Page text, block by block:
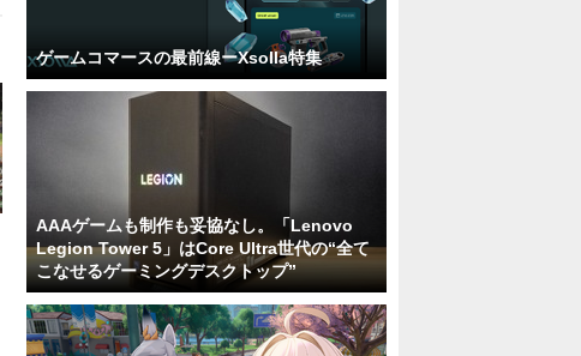
ゲームコマースの最前線ーXsolla特集
AAAゲームも制作も妥協なし。「Lenovo
Legion Tower 5」はCore Ultra世代の“全て
こなせるゲーミングデスクトップ”